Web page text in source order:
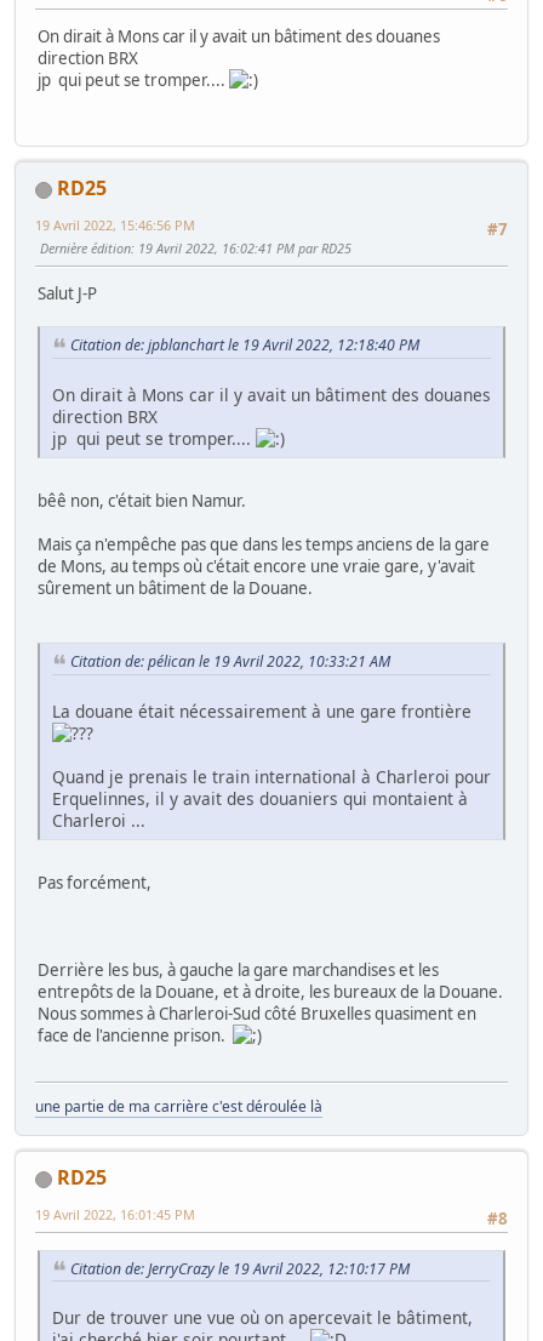
On dirait à Mons car il y avait un bâtiment des douanes
direction BRX
jp qui peut se tromper....
RD25
#7
19 Avril 2022, 15:46:56 PM
Dernière édition: 19 Avril 2022, 16:02:41 PM par RD25
Salut J-P
Citation de: jpblanchart le 19 Avril 2022, 12:18:40 PM
On dirait à Mons car il y avait un bâtiment des douanes
direction BRX
jp qui peut se tromper....
bêê non, c'était bien Namur.
Mais ça n'empêche pas que dans les temps anciens de la gare
de Mons, au temps où c'était encore une vraie gare, y'avait
sûrement un bâtiment de la Douane.
Citation de: pélican le 19 Avril 2022, 10:33:21 AM
La douane était nécessairement à une gare frontière
Quand je prenais le train international à Charleroi pour
Erquelinnes, il y avait des douaniers qui montaient à
Charleroi ...
Pas forcément,
Derrière les bus, à gauche la gare marchandises et les
entrepôts de la Douane, et à droite, les bureaux de la Douane.
Nous sommes à Charleroi-Sud côté Bruxelles quasiment en
face de l'ancienne prison.
une partie de ma carrière c'est déroulée là
RD25
#8
19 Avril 2022, 16:01:45 PM
Citation de: JerryCrazy le 19 Avril 2022, 12:10:17 PM
Dur de trouver une vue où on apercevait le bâtiment,